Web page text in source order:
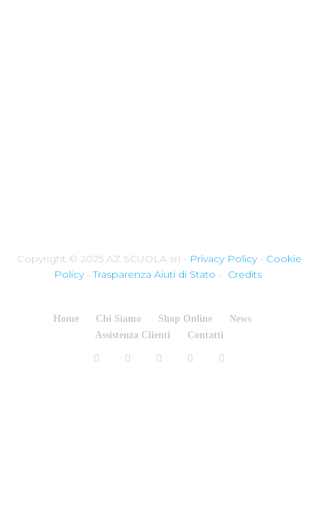
Copyright © 2025 AZ SCUOLA srl - Privacy Policy- Cookie
Policy-Trasparenza Aiuti di Stato - Credits
Home Chi Siamo Shop Online
News
Assistenza Clienti
Contatti